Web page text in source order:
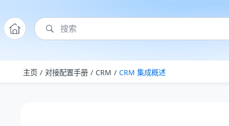
主页 对接配置手册 CRM CRM 集成概述